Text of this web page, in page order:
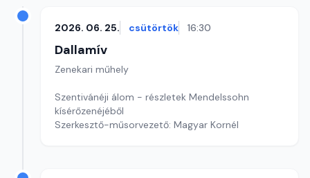
2026. 06. 25. csütörtök 16:30
Dallamív
Zenekari műhely
Szentivánéji álom - részletek Mendelssohn
kísérőzenéjéből
Szerkesztő-műsorvezető: Magyar Kornél